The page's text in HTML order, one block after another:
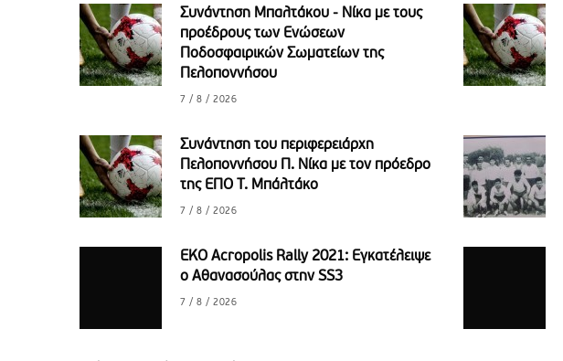
Συνάντηση Μπαλτάκου - Νίκα με τους
προέδρους των Ενώσεων
Ποδοσφαιρικών Σωματείων της
Πελοποννήσου
7 / 8 / 2026
Συνάντηση του περιφερειάρχη
Πελοποννήσου Π. Νίκα με τον πρόεδρο
της ΕΠΟ Τ. Μπάλτάκο
7 / 8 / 2026
EKO Acropolis Rally 2021: Εγκατέλειψε
ο Αθανασούλας στην SS3
7 / 8 / 2026